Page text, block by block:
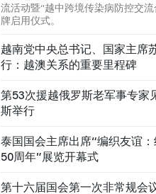
流活动暨“越中跨境传染病防控交
牌启用仪式。
越南党中央总书记、国家主席
行：越澳关系的重要里程碑
第53次援越俄罗斯老军事专家
斯举行
泰国国会主席出席“编织友谊
50周年”展览开幕式
第十六届国会第一次非常规会